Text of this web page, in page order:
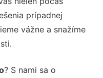
prípadnej
vážne a snažíme
? S nami sa o